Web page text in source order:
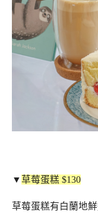
▼草莓蛋糕 $130
草莓蛋糕有白蘭地